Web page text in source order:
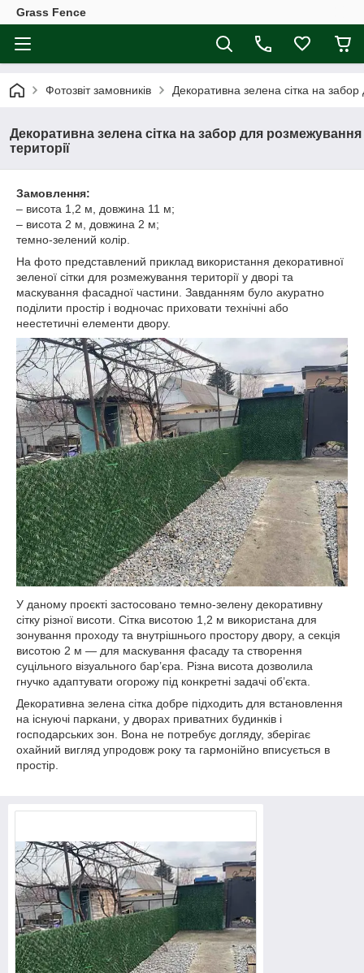
Grass Fence
Фотозвіт замовників Декоративна зелена сітка на
Декоративна зелена сітка на забор для розмежування
території
Замовлення:
– висота 1,2 м, довжина 11 м;
– висота 2 м, довжина 2 м;
темно-зелений колір.
На фото представлений приклад використання декоративної
зеленої сітки для розмежування території у дворі та
маскування фасадної частини. Завданням було акуратно
поділити простір і водночас приховати технічні або
неестетичні елементи двору.
У даному проєкті застосовано темно-зелену декоративну
сітку різної висоти. Сітка висотою 1,2 м використана для
зонування проходу та внутрішнього простору двору, а секція
висотою 2 м — для маскування фасаду та створення
суцільного візуального бар’єра. Різна висота дозволила
гнучко адаптувати огорожу під конкретні задачі об’єкта.
Декоративна зелена сітка добре підходить для встановлення
на існуючі паркани, у дворах приватних будинків і
господарських зон. Вона не потребує догляду, зберігає
охайний вигляд упродовж року та гармонійно вписується в
простір.